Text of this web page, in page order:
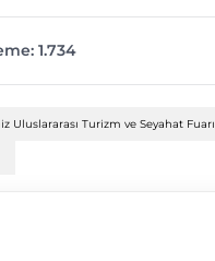
1.734
Uluslararası Turizm ve Seyahat Fuarı